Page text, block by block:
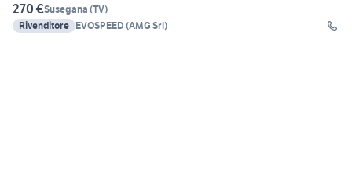
270 €Susegana (TV)
Rivenditore EVOSPEED (AMG Srl)